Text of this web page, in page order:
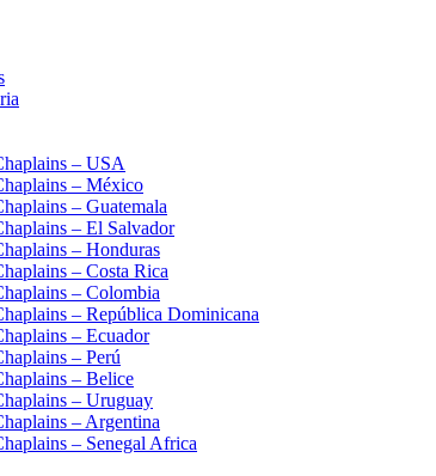
– USA
– México
– Guatemala
– El Salvador
– Honduras
– Costa Rica
– Colombia
– República Dominicana
– Ecuador
– Perú
– Belice
– Uruguay
– Argentina
– Senegal Africa